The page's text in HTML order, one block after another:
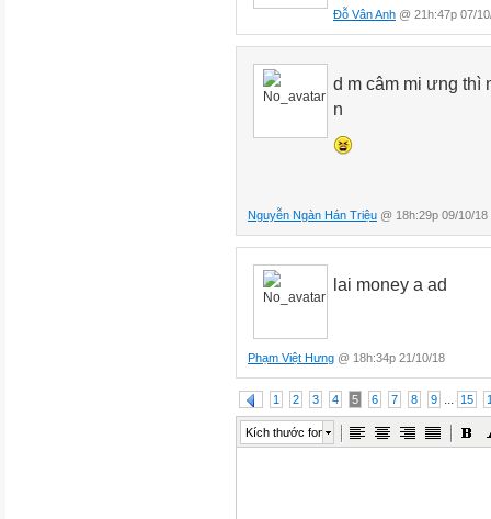
Đỗ Vân Anh @ 21h:47p 07/
d m câm mi ưng thì
n
Nguyễn Ngàn Hán Triệu @ 18h:29p 09/10/18
lai money a ad
Phạm Việt Hưng @ 18h:34p 21/10/18
1 2 3 4 5 6 7 8 9 15
Kích thước font